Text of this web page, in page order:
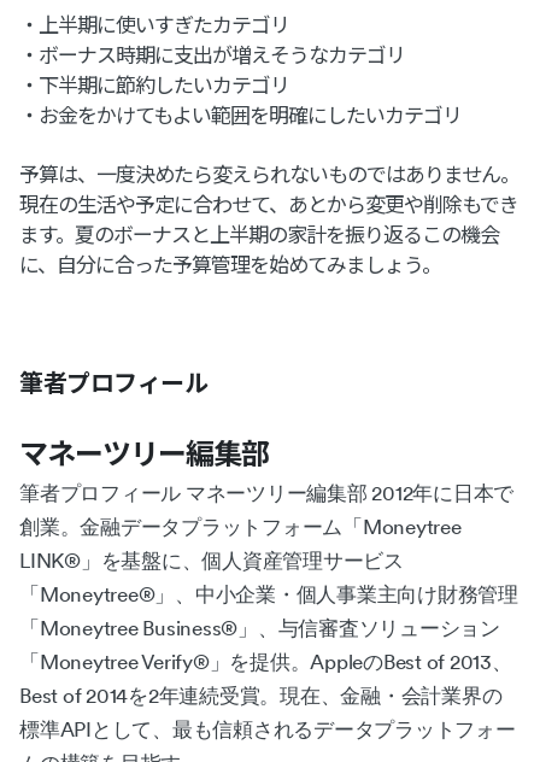
・上半期に使いすぎたカテゴリ
・ボーナス時期に支出が増えそうなカテゴリ
・下半期に節約したいカテゴリ
・お金をかけてもよい範囲を明確にしたいカテゴリ
予算は、一度決めたら変えられないものではありません。
現在の生活や予定に合わせて、あとから変更や削除もでき
ます。夏のボーナスと上半期の家計を振り返るこの機会
に、自分に合った予算管理を始めてみましょう。
筆者プロフィール
マネーツリー編集部
筆者プロフィール マネーツリー編集部 2012年に日本で
創業。金融データプラットフォーム「Moneytree
LINK®︎」を基盤に、個人資産管理サービス
「Moneytree®︎」、中小企業・個人事業主向け財務管理
「Moneytree Business®︎」、与信審査ソリューション
「Moneytree Verify®︎」を提供。AppleのBest of 2013、
Best of 2014を2年連続受賞。現在、金融・会計業界の
標準APIとして、最も信頼されるデータプラットフォー